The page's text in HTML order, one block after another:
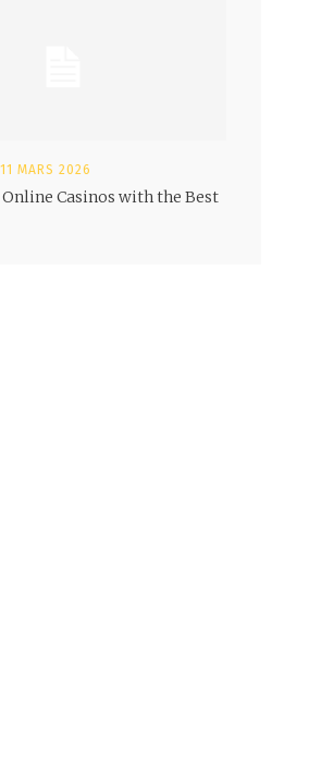
11 MARS 2026
Casinos with the Best